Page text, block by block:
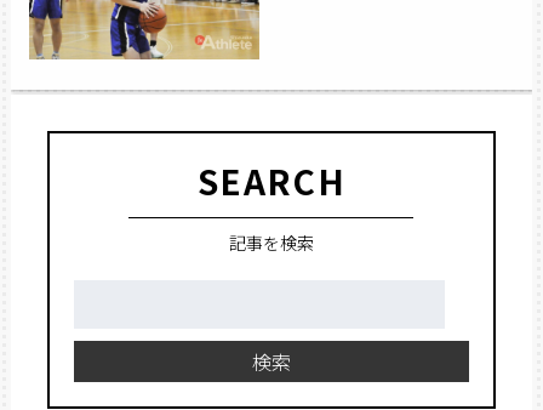
SEARCH
記事を検索
検索